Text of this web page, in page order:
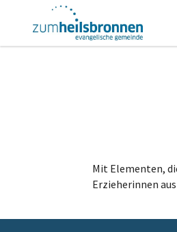
Mit Elementen,
Erzieherinnen